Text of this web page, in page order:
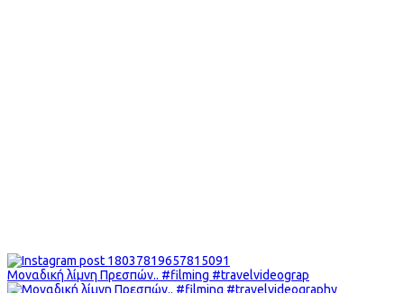
Μοναδική λίμνη Πρεσπών.. #filming #travelvideograp